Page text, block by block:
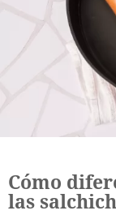
Cómo
las